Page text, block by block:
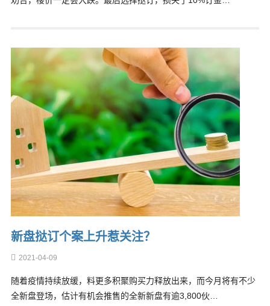
新盘挞订个案上升惹关注？
2021-04-09
随着疫情持续放缓，料更多积聚购买力释放出来，而今月将有不少
全新盘登场，估计有机会推售的全新新盘有逾3,800伙…